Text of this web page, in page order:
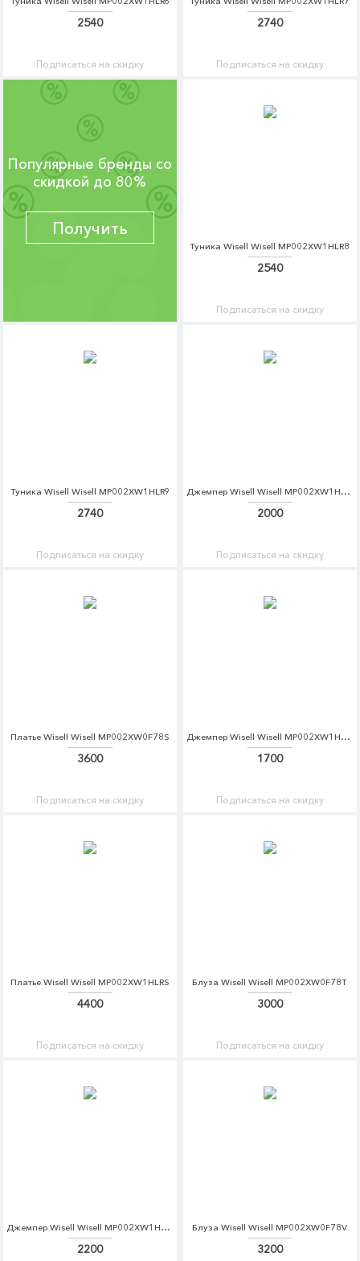
2540
Подписаться на скидку
2740
Подписаться на скидку
Популярные бренды со
скидкой до 80%
Получить
Туника Wisell Wisell MP002XW1HLR8
2540
Подписаться на скидку
Туника Wisell Wisell MP002XW1HLR9
2740
Подписаться на скидку
Джемпер Wisell Wisell MP002XW1HLRA
2000
Подписаться на скидку
Платье Wisell Wisell MP002XW0F78S
3600
Подписаться на скидку
Джемпер Wisell Wisell MP002XW1HLRB
1700
Подписаться на скидку
Платье Wisell Wisell MP002XW1HLRS
4400
Подписаться на скидку
Блуза Wisell Wisell MP002XW0F78T
3000
Подписаться на скидку
Джемпер Wisell Wisell MP002XW1HLRC
2200
Блуза Wisell Wisell MP002XW0F78V
3200